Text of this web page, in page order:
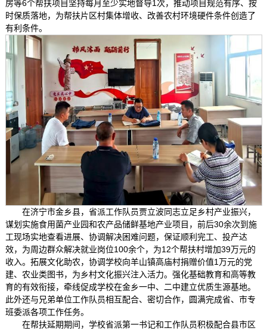
房等6个帮扶项目坚持每月至少实地督导1次，推动项目规范有序、按
时保质落地，为帮扶片区村集体增收、改善农村环境硬件条件创造了
有利条件。
在济宁市金乡县，省派工作队员贾立波同志立足乡村产业振兴，
谋划实施食用菌产业园和农产品储鲜基地产业项目，前后30余次到施
工现场实地查看进展、协调解决困难问题，保证顺利完工、投产达
效，为周边群众解决就业岗位100余个，为12个帮扶村增加39万元的
收入。拓展文化助农，协调学校向羊山镇高庙村捐赠价值1万元的党
建、农业类图书，为乡村文化振兴注入活力。强化基础教育和高等教
育的有效衔接，牵线促成学校在金乡一中、二中建立优质生源基地。
此外还与兄弟单位工作队员相互配合、密切合作，圆满完成省、市专
班委派各项工作任务。
在帮扶延期期间，学校省派第一书记和工作队员积极配合县市区